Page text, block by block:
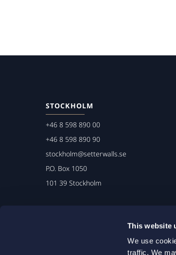
This website
We use
traffic. We
STOCKHOLM
+46 8 598 890 00
+46 8 598 890 90
stockholm@setterwalls.se
P.O. Box 1050
101 39 Stockholm